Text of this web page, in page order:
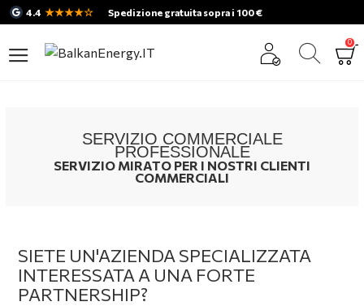
4.4 ★★★★☆ Spedizione gratuita sopra i 100 €
0
SERVIZIO COMMERCIALE
PROFESSIONALE
SERVIZIO MIRATO PER I NOSTRI CLIENTI
COMMERCIALI
SIETE UN'AZIENDA SPECIALIZZATA
INTERESSATA A UNA FORTE
PARTNERSHIP?